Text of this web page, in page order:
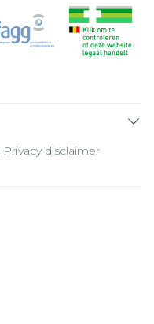
Privacy disclaimer